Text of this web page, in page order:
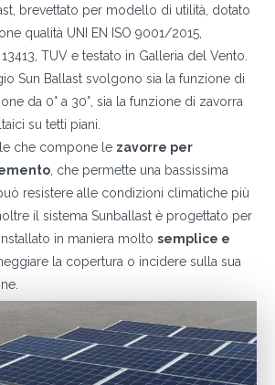
brevettato per modello di utilità, dotato
qualità UNI EN ISO 9001/2015,
TUV e testato in Galleria del Vento.
Sun Ballast svolgono sia la funzione di
da 0° a 30°, sia la funzione di zavorra
su tetti piani.
che compone le zavorre per
, che permette una bassissima
resistere alle condizioni climatiche più
il sistema Sunballast è progettato per
in maniera molto semplice e
la copertura o incidere sulla sua